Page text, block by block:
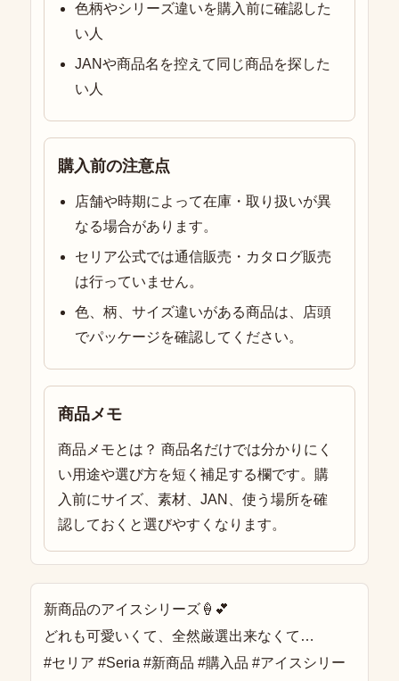
色柄やシリーズ違いを購入前に確認した
い人
JANや商品名を控えて同じ商品を探した
い人
購入前の注意点
店舗や時期によって在庫・取り扱いが異
なる場合があります。
セリア公式では通信販売・カタログ販売
は行っていません。
色、柄、サイズ違いがある商品は、店頭
でパッケージを確認してください。
商品メモ
商品メモとは？ 商品名だけでは分かりにく
い用途や選び方を短く補足する欄です。購
入前にサイズ、素材、JAN、使う場所を確
認しておくと選びやすくなります。
新商品のアイスシリーズ🍦💕
どれも可愛いくて、全然厳選出来なくて…
#セリア #Seria #新商品 #購入品 #アイスシリー